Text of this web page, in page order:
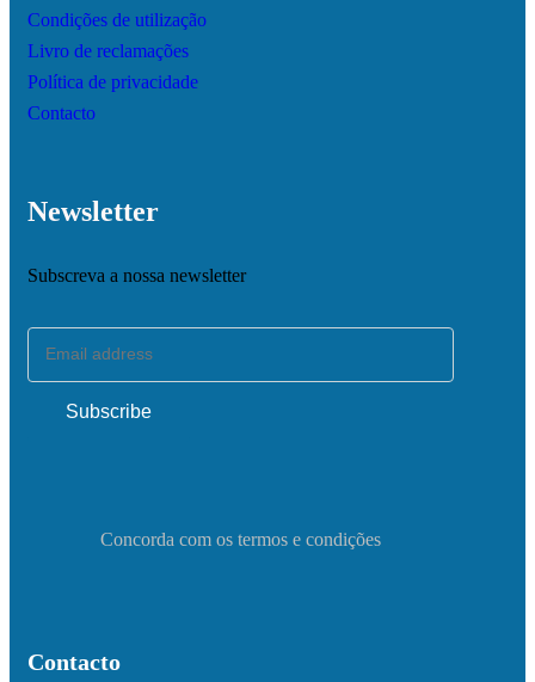
Condições de utilização
Livro de reclamações
Política de privacidade
Contacto
Newsletter
Subscreva a nossa newsletter
Concorda com os termos e condições
Contacto